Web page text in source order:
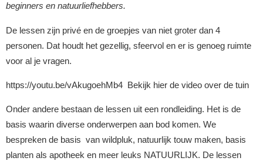
beginners en natuurliefhebbers.
De lessen zijn privé en de groepjes van niet groter dan 4
personen. Dat houdt het gezellig, sfeervol en er is genoeg ruimte
voor al je vragen.
https://youtu.be/vAkugoehMb4 Bekijk hier de video over de tuin
Onder andere bestaan de lessen uit een rondleiding. Het is de
basis waarin diverse onderwerpen aan bod komen. We
bespreken de basis van wildpluk, natuurlijk touw maken, basis
planten als apotheek en meer leuks NATUURLIJK. De lessen